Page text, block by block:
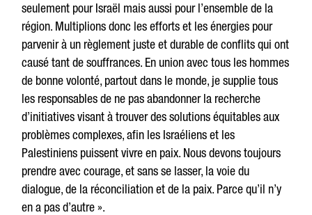
seulement pour Israël mais aussi pour l’ensemble de la
région. Multiplions donc les efforts et les énergies pour
parvenir à un règlement juste et durable de conflits qui ont
causé tant de souffrances. En union avec tous les hommes
de bonne volonté, partout dans le monde, je supplie tous
les responsables de ne pas abandonner la recherche
d’initiatives visant à trouver des solutions équitables aux
problèmes complexes, afin les Israéliens et les
Palestiniens puissent vivre en paix. Nous devons toujours
prendre avec courage, et sans se lasser, la voie du
dialogue, de la réconciliation et de la paix. Parce qu’il n’y
en a pas d’autre ».